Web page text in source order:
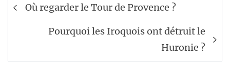
l’article
Où regarder le Tour de Provence ?
Pourquoi les Iroquois ont détruit le
Huronie ?